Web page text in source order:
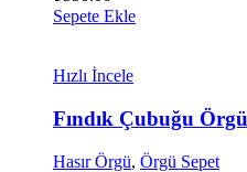
Sepete Ekle
Hızlı İncele
Fındık Çubuğu
Hasır Örgü, Örgü Sepet